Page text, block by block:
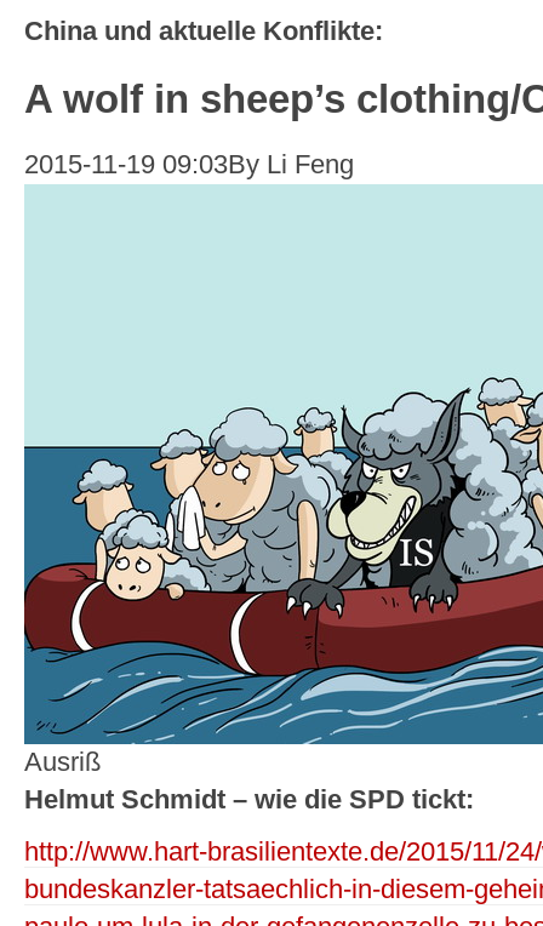
China und aktuelle Konflikte:
A wolf in sheep’s clothing/
2015-11-19 09:03By Li Feng
Ausriß
Helmut Schmidt – wie die SPD tickt:
http://www.hart-brasilientexte.de/2015/11/
bundeskanzler-tatsaechlich-in-diesem-